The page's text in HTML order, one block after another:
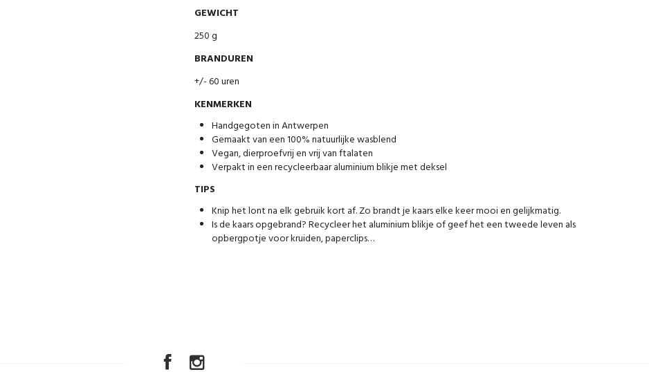
GEWICHT
250 g
BRANDUREN
+/- 60 uren
KENMERKEN
Handgegoten in Antwerpen
Gemaakt van een 100% natuurlijke wasblend
Vegan, dierproefvrij en vrij van ftalaten
Verpakt in een recycleerbaar aluminium blikje met deksel
TIPS
Knip het lont na elk gebruik kort af. Zo brandt je kaars elke keer mooi en gelijkmatig.
Is de kaars opgebrand? Recycleer het aluminium blikje of geef het een tweede leven als
opbergpotje voor kruiden, paperclips…